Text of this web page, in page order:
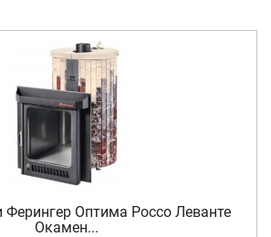
Ферингер Оптима Россо Леванте
Окамен...